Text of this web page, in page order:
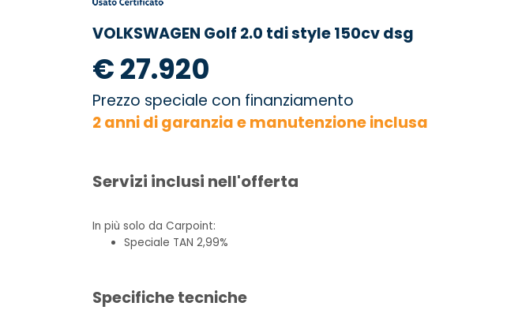
VOLKSWAGEN Golf 2.0 tdi style 150cv dsg
€ 27.920
Prezzo speciale con finanziamento
2 anni di garanzia e manutenzione inclusa
Servizi inclusi nell'offerta
In più solo da Carpoint:
Speciale TAN 2,99%
Specifiche tecniche